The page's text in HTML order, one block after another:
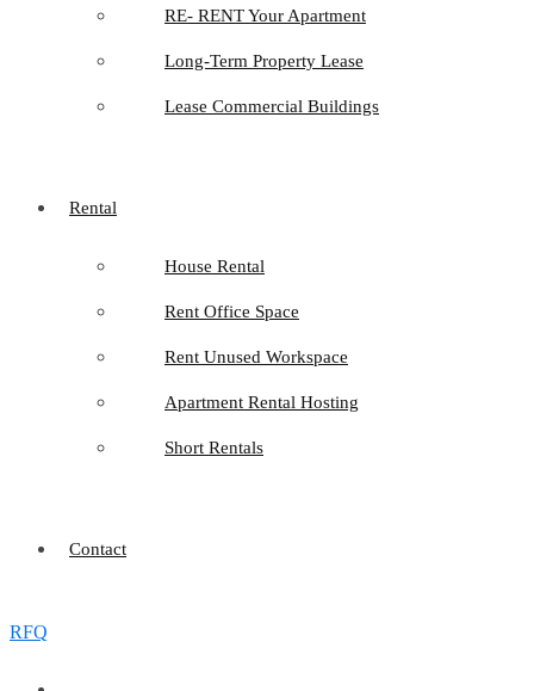
RE- RENT Your Apartment
Long-Term Property Lease
Lease Commercial Buildings
Rental
House Rental
Rent Office Space
Rent Unused Workspace
Apartment Rental Hosting
Short Rentals
Contact
RFQ